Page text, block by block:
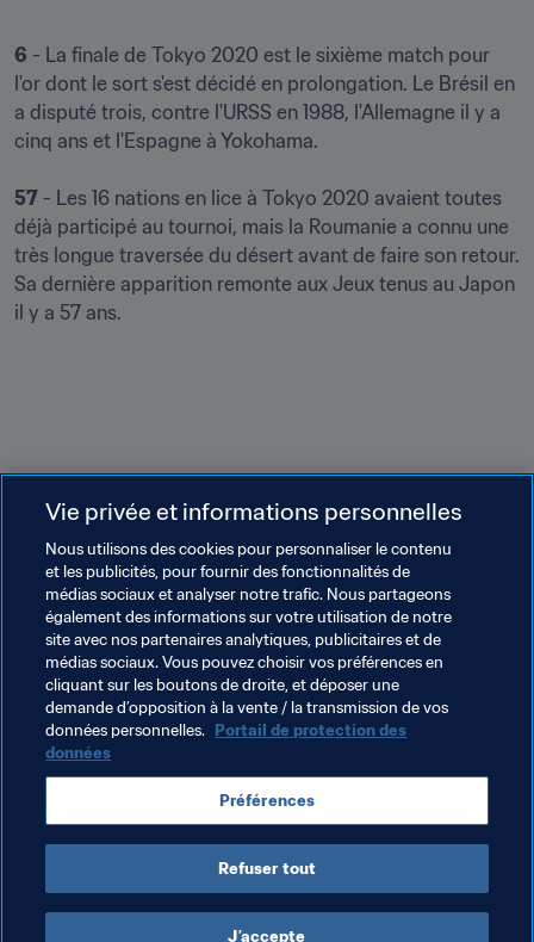
6 - La finale de Tokyo 2020 est le sixième match pour
l'or dont le sort s'est décidé en prolongation. Le Brésil en
a disputé trois, contre l'URSS en 1988, l'Allemagne il y a
cinq ans et l'Espagne à Yokohama.
57 - Les 16 nations en lice à Tokyo 2020 avaient toutes
déjà participé au tournoi, mais la Roumanie a connu une
très longue traversée du désert avant de faire son retour.
Sa dernière apparition remonte aux Jeux tenus au Japon
il y a 57 ans.
Thèmes en lien
Germany UEFA Brazil CONMEBOL
Japan AFC Argentina Korea Republic
South Africa CAF Mexico Concacaf
New Zealand OFC Honduras Romania
Egypt Spain Australia Côte d'Ivoire
Saudi Arabia
Vie privée et informations personnelles
Nous utilisons des cookies pour personnaliser le contenu
et les publicités, pour fournir des fonctionnalités de
médias sociaux et analyser notre trafic. Nous partageons
également des informations sur votre utilisation de notre
site avec nos partenaires analytiques, publicitaires et de
médias sociaux. Vous pouvez choisir vos préférences en
cliquant sur les boutons de droite, et déposer une
demande d’opposition à la vente / la transmission de vos
données personnelles. Portail de protection des
données
Préférences
Refuser tout
J’accepte